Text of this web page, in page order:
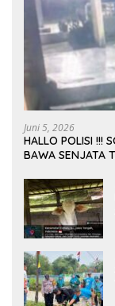
Juni 5, 2026
HALLO POLISI !!!
BAWA SENJATA